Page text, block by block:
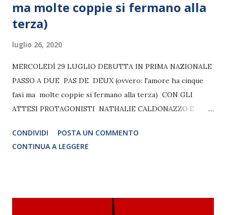
ma molte coppie si fermano alla
terza)
luglio 26, 2020
MERCOLEDÌ 29 LUGLIO DEBUTTA IN PRIMA NAZIONALE
PASSO A DUE PAS DE DEUX (ovvero: l'amore ha cinque
fasi ma molte coppie si fermano alla terza) CON GLI
ATTESI PROTAGONISTI NATHALIE CALDONAZZO E
LUGLIO 21.30 Debutta in prima nazionale assoluta al
Teatro Marconi di Roma, l’emozionante e divertente PASSO
loro sul palco La divertentissima Isabella Giannone e gli
CONDIVIDI
POSTA UN COMMENTO
CONTINUA A LEGGERE